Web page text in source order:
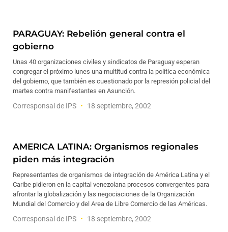
PARAGUAY: Rebelión general contra el
gobierno
Unas 40 organizaciones civiles y sindicatos de Paraguay esperan
congregar el próximo lunes una multitud contra la política económica
del gobierno, que también es cuestionado por la represión policial del
martes contra manifestantes en Asunción.
Corresponsal de IPS 18 septiembre, 2002
AMERICA LATINA: Organismos regionales
piden más integración
Representantes de organismos de integración de América Latina y el
Caribe pidieron en la capital venezolana procesos convergentes para
afrontar la globalización y las negociaciones de la Organización
Mundial del Comercio y del Area de Libre Comercio de las Américas.
Corresponsal de IPS 18 septiembre, 2002